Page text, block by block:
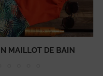
MAILLOT DE BAIN